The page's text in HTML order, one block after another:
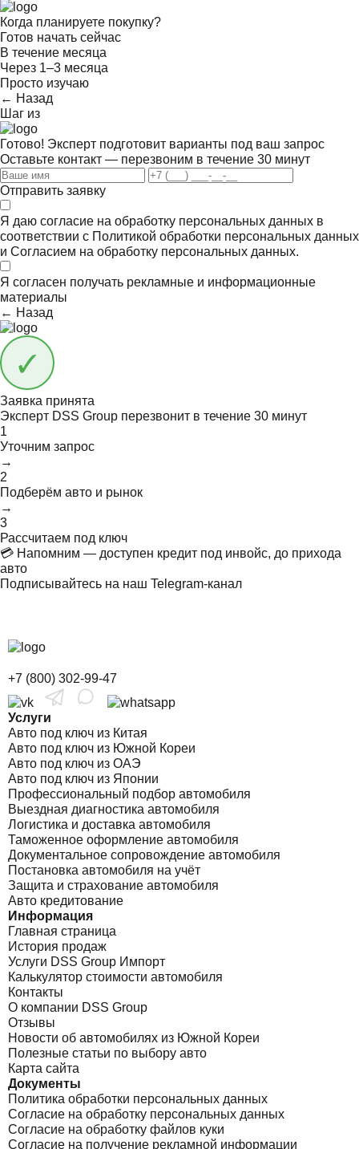
Когда планируете покупку?
Готов начать сейчас
В течение месяца
Через 1–3 месяца
Просто изучаю
← Назад
Шаг из
Готово! Эксперт подготовит варианты под ваш запрос
Оставьте контакт — перезвоним в течение 30 минут
Отправить заявку
Я даю согласие на обработку персональных данных в
соответствии с Политикой обработки персональных данных
и Согласием на обработку персональных данных.
Я согласен получать рекламные и информационные
материалы
← Назад
Заявка принята
Эксперт DSS Group перезвонит в течение 30 минут
1
Уточним запрос
→
2
Подберём авто и рынок
→
3
Рассчитаем под ключ
💳 Напомним — доступен кредит под инвойс, до прихода
авто
Подписывайтесь на наш Telegram-канал
+7 (800) 302-99-47
Услуги
Авто под ключ из Китая
Авто под ключ из Южной Кореи
Авто под ключ из ОАЭ
Авто под ключ из Японии
Профессиональный подбор автомобиля
Выездная диагностика автомобиля
Логистика и доставка автомобиля
Таможенное оформление автомобиля
Документальное сопровождение автомобиля
Постановка автомобиля на учёт
Защита и страхование автомобиля
Авто кредитование
Информация
Главная страница
История продаж
Услуги DSS Group Импорт
Калькулятор стоимости автомобиля
Контакты
О компании DSS Group
Отзывы
Новости об автомобилях из Южной Кореи
Полезные статьи по выбору авто
Карта сайта
Документы
Политика обработки персональных данных
Согласие на обработку персональных данных
Согласие на обработку файлов куки
Согласие на получение рекламной информации